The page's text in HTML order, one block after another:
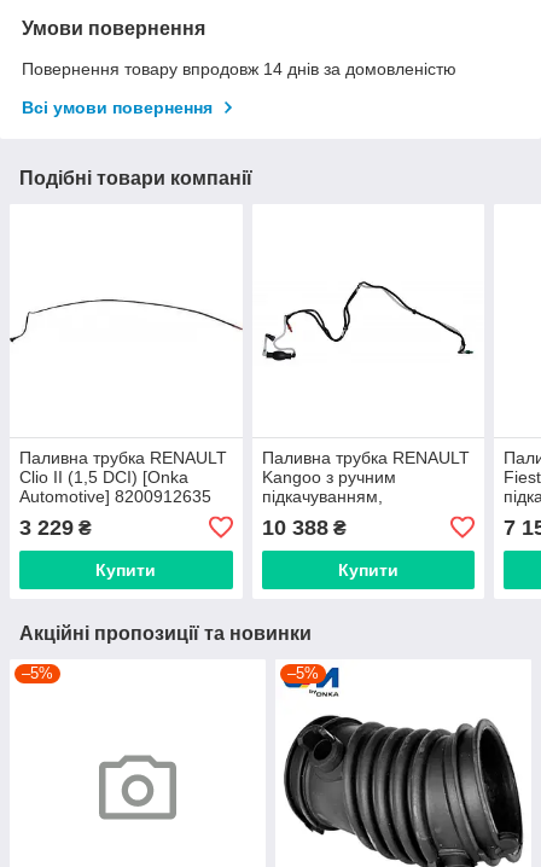
Умови повернення
Повернення товару впродовж 14 днів за домовленістю
Всі умови повернення
Подібні товари компанії
Паливна трубка RENAULT
Clio II (1,5 DCI) [Onka
Automotive] 8200912635
3 229 ₴
Купити
Паливна трубка RENAULT
Kangoo з ручним
підкачуванням,
Automotive] 164466575R
CM 134022
10 388₴
Купити
7
Акційні пропозиції та новинки
–5% –5%